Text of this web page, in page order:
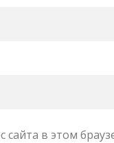
сайта в этом